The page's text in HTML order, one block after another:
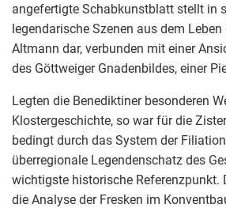
angefertigte Schabkunstblatt stellt in
legendarische Szenen aus dem
Altmann dar, verbunden mit einer
des Göttweiger Gnadenbildes, einer
Legten die Benediktiner besonderen
Klostergeschichte, so war für die
bedingt durch das System der
überregionale Legendenschatz des
wichtigste historische Referenzpunkt.
die Analyse der Fresken im